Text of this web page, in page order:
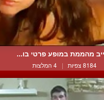
מהממת במופע פרטי בו...
8184 צפיות | 4 המלצות